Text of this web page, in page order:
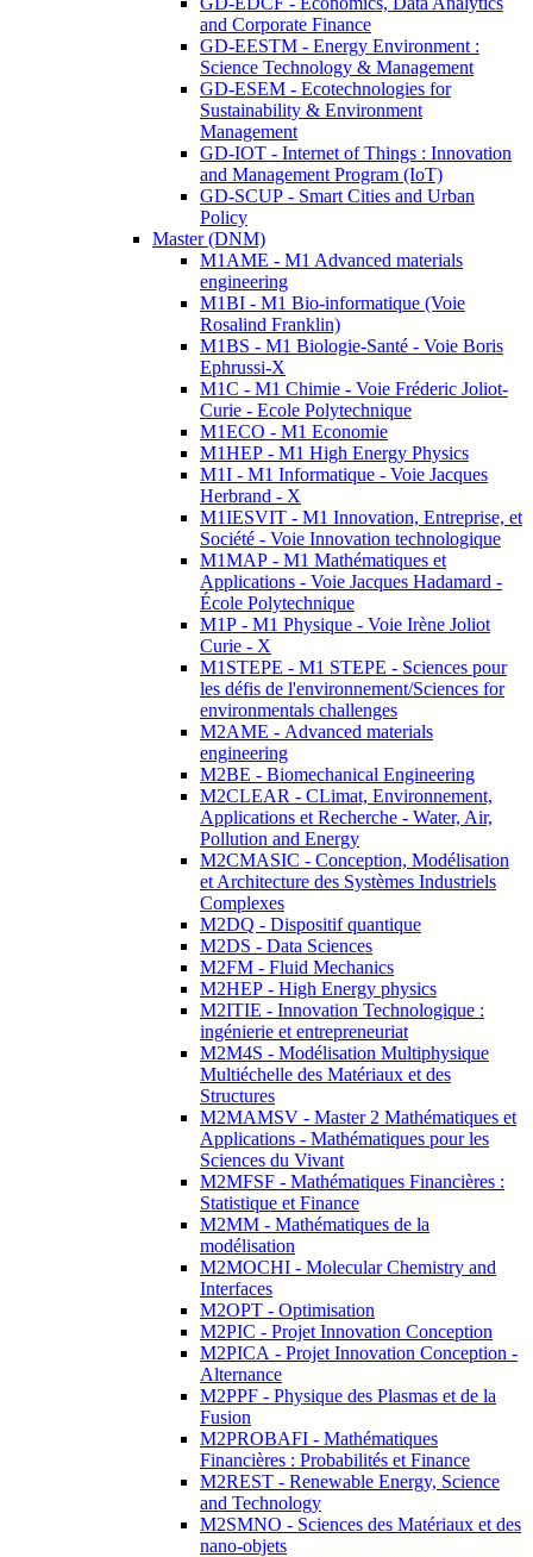
and Corporate Finance
GD-EESTM - Energy Environment :
Science Technology & Management
GD-ESEM - Ecotechnologies for
Sustainability & Environment
Management
GD-IOT - Internet of Things : Innovation
and Management Program (IoT)
GD-SCUP - Smart Cities and Urban
Policy
Master (DNM)
M1AME - M1 Advanced materials
engineering
M1BI - M1 Bio-informatique (Voie
Rosalind Franklin)
M1BS - M1 Biologie-Santé - Voie Boris
Ephrussi-X
M1C - M1 Chimie - Voie Fréderic Joliot-
Curie - Ecole Polytechnique
M1ECO - M1 Economie
M1HEP - M1 High Energy Physics
M1I - M1 Informatique - Voie Jacques
Herbrand - X
M1IESVIT - M1 Innovation, Entreprise, et
Société - Voie Innovation technologique
M1MAP - M1 Mathématiques et
Applications - Voie Jacques Hadamard -
École Polytechnique
M1P - M1 Physique - Voie Irène Joliot
Curie - X
M1STEPE - M1 STEPE - Sciences pour
les défis de l'environnement/Sciences for
environmentals challenges
M2AME - Advanced materials
engineering
M2BE - Biomechanical Engineering
M2CLEAR - CLimat, Environnement,
Applications et Recherche - Water, Air,
Pollution and Energy
M2CMASIC - Conception, Modélisation
et Architecture des Systèmes Industriels
Complexes
M2DQ - Dispositif quantique
M2DS - Data Sciences
M2FM - Fluid Mechanics
M2HEP - High Energy physics
M2ITIE - Innovation Technologique :
ingénierie et entrepreneuriat
M2M4S - Modélisation Multiphysique
Multiéchelle des Matériaux et des
Structures
M2MAMSV - Master 2 Mathématiques et
Applications - Mathématiques pour les
Sciences du Vivant
M2MFSF - Mathématiques Financières :
Statistique et Finance
M2MM - Mathématiques de la
modélisation
M2MOCHI - Molecular Chemistry and
Interfaces
M2OPT - Optimisation
M2PIC - Projet Innovation Conception
M2PICA - Projet Innovation Conception -
Alternance
M2PPF - Physique des Plasmas et de la
Fusion
M2PROBAFI - Mathématiques
Financières : Probabilités et Finance
M2REST - Renewable Energy, Science
and Technology
M2SMNO - Sciences des Matériaux et des
nano-objets